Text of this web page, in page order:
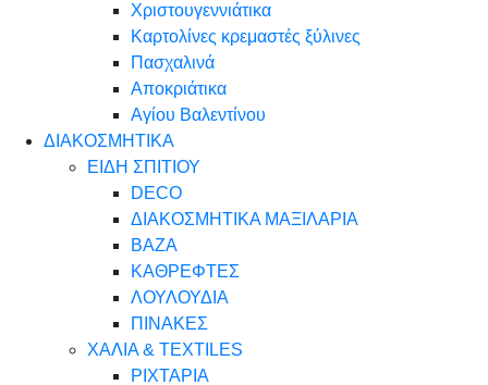
Χριστουγεννιάτικα
Καρτολίνες κρεμαστές ξύλινες
Πασχαλινά
Αποκριάτικα
Αγίου Βαλεντίνου
ΔΙΑΚΟΣΜΗΤΙΚΑ
ΕΙΔΗ ΣΠΙΤΙΟΥ
DECO
ΔΙΑΚΟΣΜΗΤΙΚΑ ΜΑΞΙΛΑΡΙΑ
ΒΑΖΑ
ΚΑΘΡΕΦΤΕΣ
ΛΟΥΛΟΥΔΙΑ
ΠΙΝΑΚΕΣ
ΧΑΛΙΑ & TEXTILES
ΡΙΧΤΑΡΙΑ